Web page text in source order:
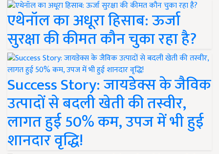
एथेनॉल का अधूरा हिसाब: ऊर्जा
सुरक्षा की कीमत कौन चुका रहा है?
Success Story: जायडेक्स के जैविक
उत्पादों से बदली खेती की तस्वीर,
लागत हुई 50% कम, उपज में भी हुई
शानदार वृद्धि!